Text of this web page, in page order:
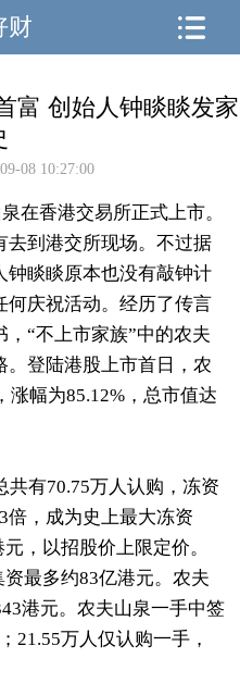
财
富 创始人钟睒睒发家
08 10:27:00
在香港交易所正式上市。
去到港交所现场。不过据
钟睒睒原本也没有敲钟计
何庆祝活动。经历了传言
“不上市家族”中的农夫
。登陆港股上市首日，农
涨幅为85.12%，总市值达
有70.75万人认购，冻资
倍，成为史上最大冻资
，以招股价上限定价。
最多约83亿港元。农夫
港元。农夫山泉一手中签
21.55万人仅认购一手，